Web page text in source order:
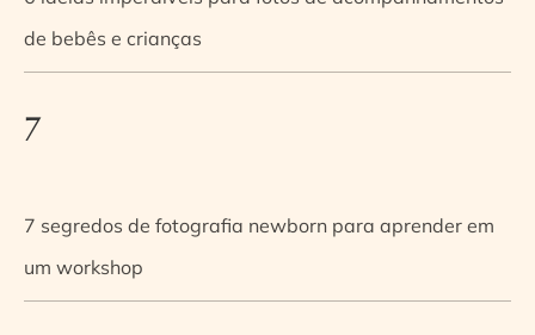
de bebês e crianças
7
7 segredos de fotografia newborn para aprender em
um workshop